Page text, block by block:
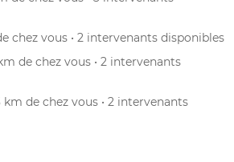
chez vous • 2 intervenants disponibles
de chez vous • 2 intervenants
km de chez vous • 2 intervenants